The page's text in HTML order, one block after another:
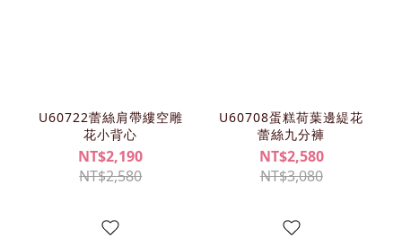
U60722蕾絲肩帶縷空雕
花小背心
NT$2,190
NT$2,580
U60708蛋糕荷葉邊緹花
蕾絲九分褲
NT$2,580
NT$3,080